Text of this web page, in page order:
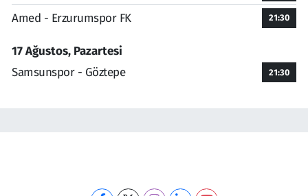
Amed - Erzurumspor FK 21:30
17 Ağustos, Pazartesi
Samsunspor - Göztepe
21:30